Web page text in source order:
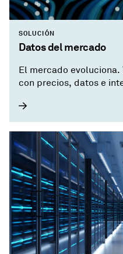
SOLUCIÓN
Datos del mercado
El mercado evoluciona.
con precios, datos e